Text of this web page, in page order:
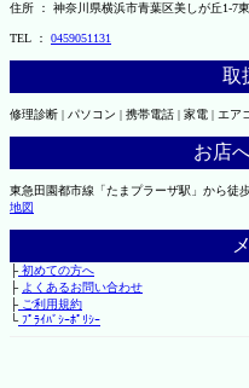
住所 ： 神奈川県横浜市青葉区美しが丘1-7
TEL ： 0459051131
取
修理診断 | パソコン | 携帯電話 | 家電 | エア
お店
東急田園都市線「たまプラーザ駅」から徒
地図
├初めての方へ
├ よくあるお問い合わせ
├ご利用規約
└ﾌﾟﾗｲﾊﾞｼｰﾎﾟﾘｼｰ